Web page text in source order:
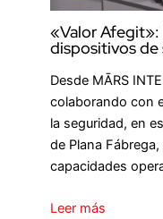
«Valor Afegit»:
dispositivos de
Desde MĀRS
colaborando con
la seguridad, en
de Plana
capacidades
Leer más